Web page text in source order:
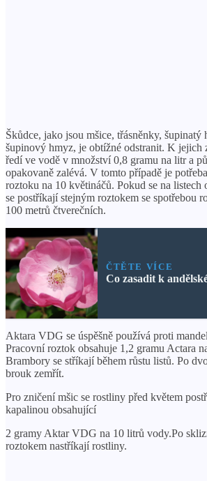
Škůdce, jako jsou mšice, třásněnky, šupinatý
šupinový hmyz, je obtížné odstranit. K jejich
ředí ve vodě v množství 0,8 gramu na litr a
opakovaně zalévá. V tomto případě je
roztoku na 10 květináčů. Pokud se na
se postříkají stejným roztokem se spotřebou
100 metrů čtverečních.
ČTĚTE VÍCE
Co zasadit k
Aktara VDG se úspěšně používá proti
Pracovní roztok obsahuje 1,2 gramu Actara
Brambory se stříkají během růstu listů. Po
brouk zemřít.
Pro zničení mšic se rostliny před květem
kapalinou obsahující
2 gramy Aktar VDG na 10 litrů vody.Po
roztokem nastříkají rostliny.